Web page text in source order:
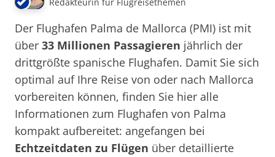
Der Flughafen Palma de Mallorca (PMI) ist mit
über 33 Millionen Passagieren jährlich der
drittgrößte spanische Flughafen. Damit Sie sich
optimal auf Ihre Reise von oder nach Mallorca
vorbereiten können, finden Sie hier alle
Informationen zum Flughafen von Palma
kompakt aufbereitet: angefangen bei
Echtzeitdaten zu Flügen über detaillierte